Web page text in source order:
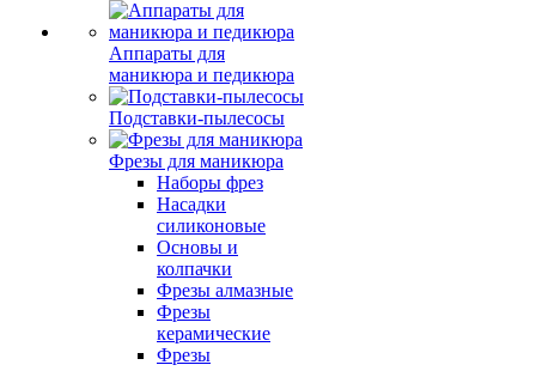
Аппараты для
маникюра и педикюра
Подставки-пылесосы
Фрезы для маникюра
Наборы фрез
Насадки
силиконовые
Основы и
колпачки
Фрезы алмазные
Фрезы
керамические
Фрезы